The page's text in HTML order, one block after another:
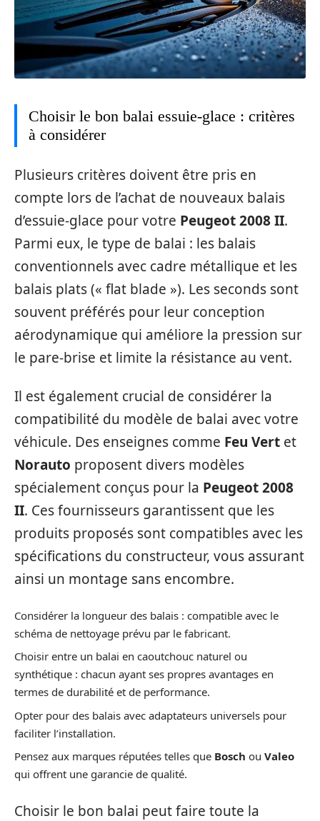
Choisir le bon balai essuie-glace : critères
à considérer
Plusieurs critères doivent être pris en
compte lors de l’achat de nouveaux balais
d’essuie-glace pour votre Peugeot 2008 II.
Parmi eux, le type de balai : les balais
conventionnels avec cadre métallique et les
balais plats (« flat blade »). Les seconds sont
souvent préférés pour leur conception
aérodynamique qui améliore la pression sur
le pare-brise et limite la résistance au vent.
Il est également crucial de considérer la
compatibilité du modèle de balai avec votre
véhicule. Des enseignes comme Feu Vert et
Norauto proposent divers modèles
spécialement conçus pour la Peugeot 2008
II. Ces fournisseurs garantissent que les
produits proposés sont compatibles avec les
spécifications du constructeur, vous assurant
ainsi un montage sans encombre.
Considérer la longueur des balais : compatible avec le
schéma de nettoyage prévu par le fabricant.
Choisir entre un balai en caoutchouc naturel ou
synthétique : chacun ayant ses propres avantages en
termes de durabilité et de performance.
Opter pour des balais avec adaptateurs universels pour
faciliter l’installation.
Pensez aux marques réputées telles que Bosch ou Valeo
qui offrent une garancie de qualité.
Choisir le bon balai peut faire toute la